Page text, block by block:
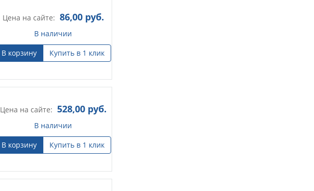
Цена на сайте: 86,00руб.
В наличии
В корзину
Купить в 1 клик
Цена на сайте: 528,00руб.
В наличии
В корзину
Купить в 1 клик